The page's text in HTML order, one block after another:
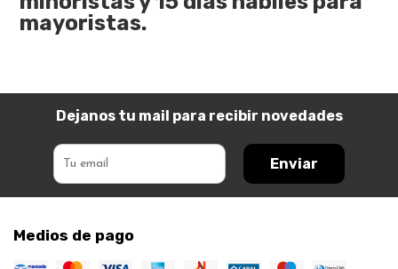
mayoristas.
Dejanos tu mail para recibir novedades
Enviar
Medios de pago